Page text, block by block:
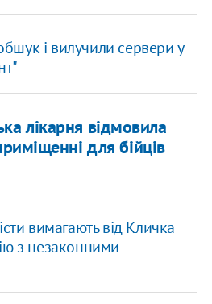
і вилучили сервери у
лікарня відмовила
для бійців
вимагають від Кличка
з незаконними